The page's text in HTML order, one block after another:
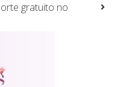
gratuito no